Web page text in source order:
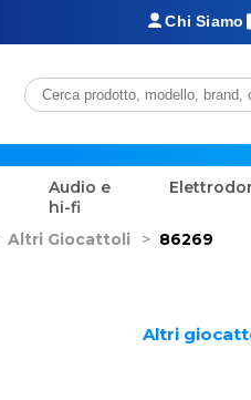
Chi Siamo
Audio e
hi-fi
Altri Giocattoli > 86269
Altri